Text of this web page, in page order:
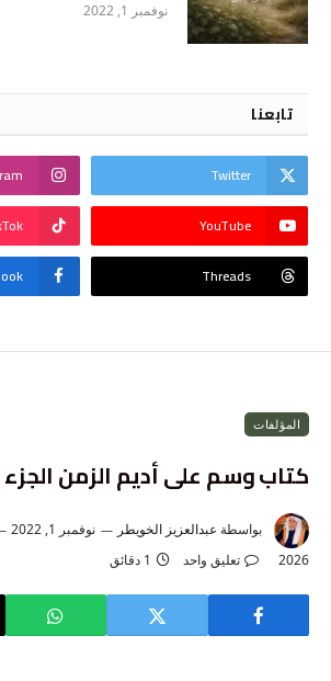
نوفمبر 1, 2022
تابعنا
Twitter
YouTube
Threads
المؤلفات
كتاب وسم على أديم الزمن الجزء
بواسطة عبدالعزيز الخويطر نوفمبر 1, 2022
2026
تعليق واحد 1 دقائق